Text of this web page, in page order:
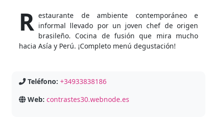
R estaurante de ambiente contemporáneo e
informal llevado por un joven chef de origen
brasileño. Cocina de fusión que mira mucho
hacia Asía y Perú. ¡Completo menú degustación!
Teléfono: +34933838186
Web: contrastes30.webnode.es